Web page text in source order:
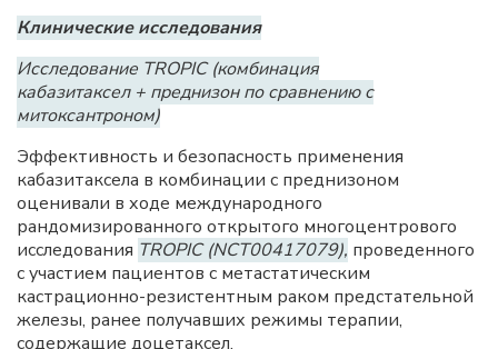
Клинические исследования
Исследование TROPIC (комбинация
кабазитаксел + преднизон по сравнению с
митоксантроном)
Эффективность и безопасность применения
кабазитаксела в комбинации с преднизоном
оценивали в ходе международного
рандомизированного открытого многоцентрового
исследования TROPIC (NCT00417079), проведенного
с участием пациентов с метастатическим
кастрационно-резистентным раком предстательной
железы, ранее получавших режимы терапии,
содержащие доцетаксел.